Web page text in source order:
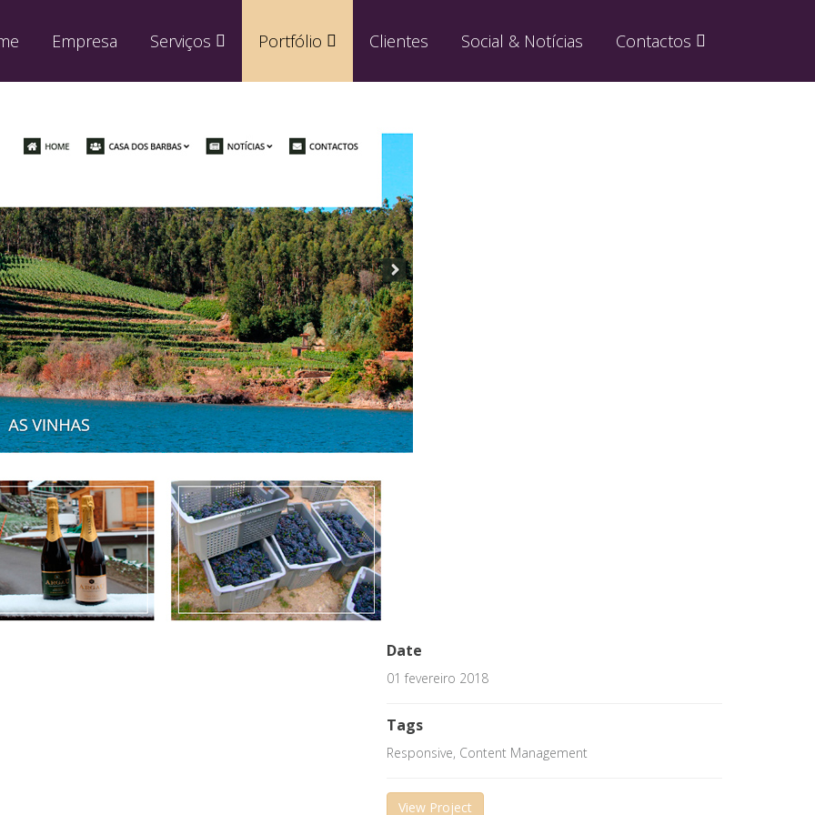
Empresa Serviços Portfólio Clientes Social & Notícias Contactos
Date
01 fevereiro 2018
Tags
Responsive, Content Management
View Project